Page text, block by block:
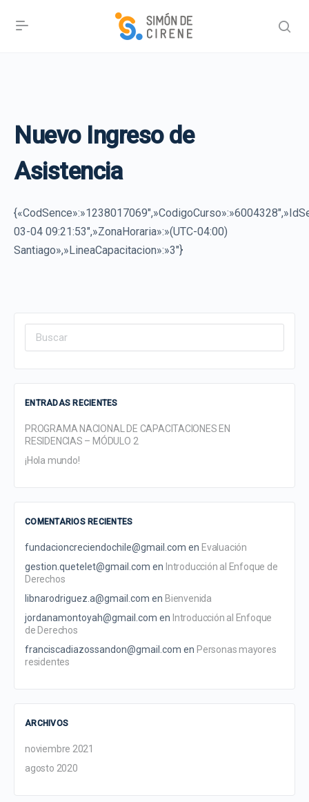
Nuevo Ingreso de
Asistencia
03-04 09:21:53″,»ZonaHoraria»:»(UTC-04:00)
Santiago»,»LineaCapacitacion»:»3″}
Search
ENTRADAS RECIENTES
PROGRAMA NACIONAL DE CAPACITACIONES EN
RESIDENCIAS – MÓDULO 2
¡Hola mundo!
COMENTARIOS RECIENTES
fundacioncreciendochile@gmail.com en Evaluación
gestion.quetelet@gmail.com en Introducción al Enfoque de
Derechos
libnarodriguez.a@gmail.com en Bienvenida
jordanamontoyah@gmail.com en Introducción al Enfoque
de Derechos
franciscadiazossandon@gmail.com en Personas mayores
residentes
ARCHIVOS
noviembre 2021
agosto 2020